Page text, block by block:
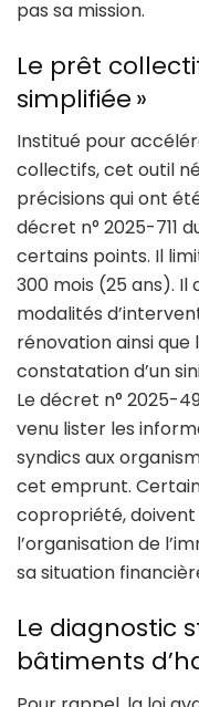
pas sa mission.
Le prêt
simplifiée »
Institué pour
collectifs, cet outil
précisions qui ont
décret n° 2025-711
certains points. Il
300 mois (25 ans).
modalités
rénovation ainsi
constatation d’un
Le décret n° 2025-
venu lister les
syndics aux
cet emprunt.
copropriété,
l’organisation de
sa situation
Le diagnostic
bâtiments